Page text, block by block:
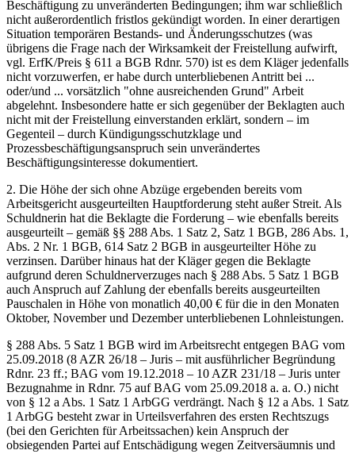
Beschäftigung zu unveränderten Bedingungen; ihm war schließlich
nicht außerordentlich fristlos gekündigt worden. In einer derartigen
Situation temporären Bestands- und Änderungsschutzes (was
übrigens die Frage nach der Wirksamkeit der Freistellung aufwirft,
vgl. ErfK/Preis § 611 a BGB Rdnr. 570) ist es dem Kläger jedenfalls
nicht vorzuwerfen, er habe durch unterbliebenen Antritt bei ...
oder/und ... vorsätzlich "ohne ausreichenden Grund" Arbeit
abgelehnt. Insbesondere hatte er sich gegenüber der Beklagten auch
nicht mit der Freistellung einverstanden erklärt, sondern – im
Gegenteil – durch Kündigungsschutzklage und
Prozessbeschäftigungsanspruch sein unverändertes
Beschäftigungsinteresse dokumentiert.
2. Die Höhe der sich ohne Abzüge ergebenden bereits vom
Arbeitsgericht ausgeurteilten Hauptforderung steht außer Streit. Als
Schuldnerin hat die Beklagte die Forderung – wie ebenfalls bereits
ausgeurteilt – gemäß §§ 288 Abs. 1 Satz 2, Satz 1 BGB, 286 Abs. 1,
Abs. 2 Nr. 1 BGB, 614 Satz 2 BGB in ausgeurteilter Höhe zu
verzinsen. Darüber hinaus hat der Kläger gegen die Beklagte
aufgrund deren Schuldnerverzuges nach § 288 Abs. 5 Satz 1 BGB
auch Anspruch auf Zahlung der ebenfalls bereits ausgeurteilten
Pauschalen in Höhe von monatlich 40,00 € für die in den Monaten
Oktober, November und Dezember unterbliebenen Lohnleistungen.
§ 288 Abs. 5 Satz 1 BGB wird im Arbeitsrecht entgegen BAG vom
25.09.2018 (8 AZR 26/18 – Juris – mit ausführlicher Begründung
Rdnr. 23 ff.; BAG vom 19.12.2018 – 10 AZR 231/18 – Juris unter
Bezugnahme in Rdnr. 75 auf BAG vom 25.09.2018 a. a. O.) nicht
von § 12 a Abs. 1 Satz 1 ArbGG verdrängt. Nach § 12 a Abs. 1 Satz
1 ArbGG besteht zwar in Urteilsverfahren des ersten Rechtszugs
(bei den Gerichten für Arbeitssachen) kein Anspruch der
obsiegenden Partei auf Entschädigung wegen Zeitversäumnis und